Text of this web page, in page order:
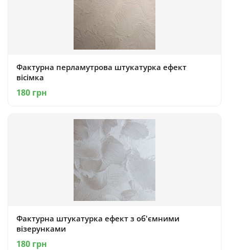
Фактурна перламутрова штукатурка ефект
вісімка
180 грн
Фактурна штукатурка ефект з об'ємними
візерунками
180 грн